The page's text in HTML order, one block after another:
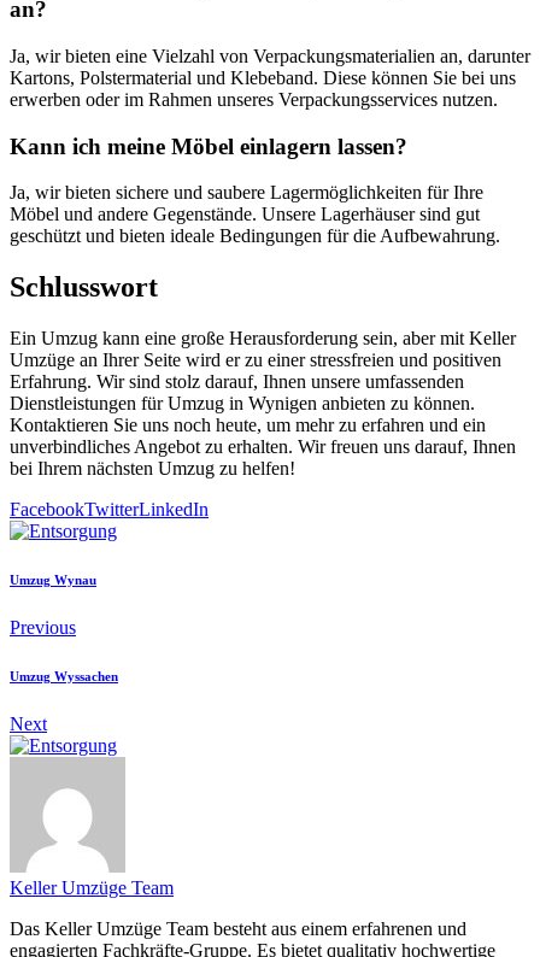
an?
Ja, wir bieten eine Vielzahl von Verpackungsmaterialien an, darunter
Kartons, Polstermaterial und Klebeband. Diese können Sie bei uns
erwerben oder im Rahmen unseres Verpackungsservices nutzen.
Kann ich meine Möbel einlagern lassen?
Ja, wir bieten sichere und saubere Lagermöglichkeiten für Ihre
Möbel und andere Gegenstände. Unsere Lagerhäuser sind gut
geschützt und bieten ideale Bedingungen für die Aufbewahrung.
Schlusswort
Ein Umzug kann eine große Herausforderung sein, aber mit Keller
Umzüge an Ihrer Seite wird er zu einer stressfreien und positiven
Erfahrung. Wir sind stolz darauf, Ihnen unsere umfassenden
Dienstleistungen für Umzug in Wynigen anbieten zu können.
Kontaktieren Sie uns noch heute, um mehr zu erfahren und ein
unverbindliches Angebot zu erhalten. Wir freuen uns darauf, Ihnen
bei Ihrem nächsten Umzug zu helfen!
FacebookTwitterLinkedIn
Umzug Wynau
Previous
Umzug Wyssachen
Next
Keller Umzüge Team
Das Keller Umzüge Team besteht aus einem erfahrenen und
engagierten Fachkräfte-Gruppe. Es bietet qualitativ hochwertige